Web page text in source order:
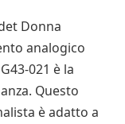
Donna
analogico
021 è la
Questo
è adatto a